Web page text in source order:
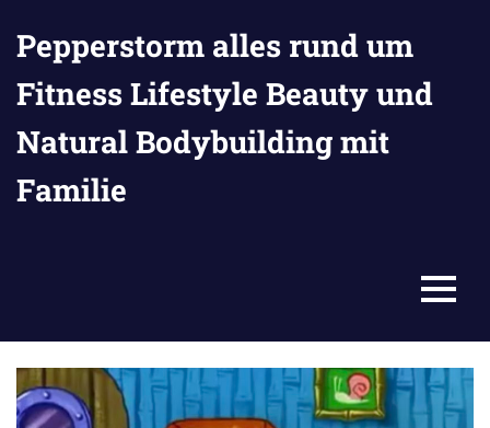
Inhalt
springen
Pepperstorm alles rund um
Fitness Lifestyle Beauty und
Natural Bodybuilding mit
Familie
MENU